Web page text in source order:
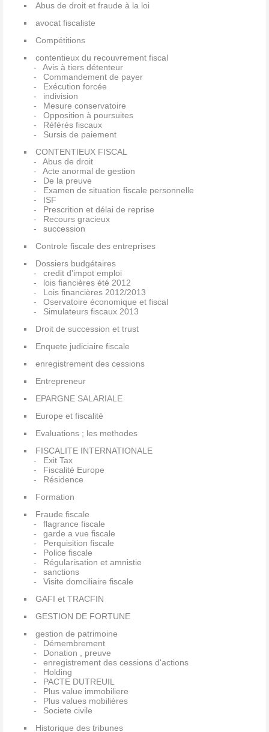
Abus de droit et fraude à la loi
avocat fiscaliste
Compétitions
contentieux du recouvrement fiscal
Avis à tiers détenteur
Commandement de payer
Exécution forcée
indivision
Mesure conservatoire
Opposition à poursuites
Référés fiscaux
Sursis de paiement
CONTENTIEUX FISCAL
Abus de droit
Acte anormal de gestion
De la preuve
Examen de situation fiscale personnelle
ISF
Prescrition et délai de reprise
Recours gracieux
succession
Controle fiscale des entreprises
Dossiers budgétaires
credit d'impot emploi
lois fiancières été 2012
Lois financières 2012/2013
Oservatoire économique et fiscal
Simulateurs fiscaux 2013
Droit de succession et trust
Enquete judiciaire fiscale
enregistrement des cessions
Entrepreneur
EPARGNE SALARIALE
Europe et fiscalité
Evaluations ; les methodes
FISCALITE INTERNATIONALE
Exit Tax
Fiscalité Europe
Résidence
Formation
Fraude fiscale
flagrance fiscale
garde a vue fiscale
Perquisition fiscale
Police fiscale
Régularisation et amnistie
sanctions
Visite domciliaire fiscale
GAFI et TRACFIN
GESTION DE FORTUNE
gestion de patrimoine
Démembrement
Donation , preuve
enregistrement des cessions d'actions
Holding
PACTE DUTREUIL
Plus value immobiliere
Plus values mobilières
Societe civile
Historique des tribunes